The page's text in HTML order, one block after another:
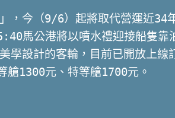
，今（9/6）起將取代營運近
馬公港將以噴水禮迎接船隻靠
學設計的客輪，目前已開放上
艙1300元、特等艙1700元。